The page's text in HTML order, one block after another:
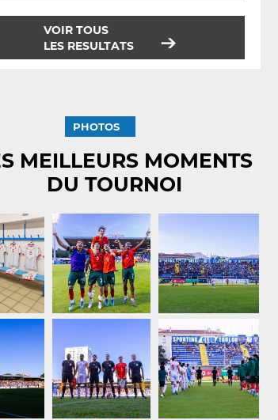
VOIR TOUS
LES RESULTATS
PHOTOS
MEILLEURS MOMENTS
DU TOURNOI